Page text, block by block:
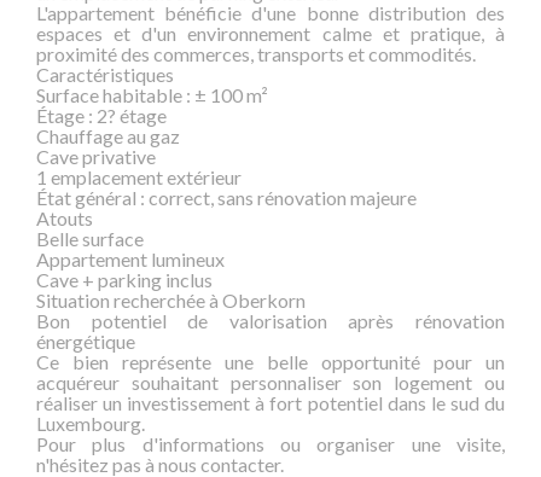
L'appartement bénéficie d'une bonne distribution des
espaces et d'un environnement calme et pratique, à
proximité des commerces, transports et commodités.
Caractéristiques
Surface habitable : ± 100 m²
Étage : 2? étage
Chauffage au gaz
Cave privative
1 emplacement extérieur
État général : correct, sans rénovation majeure
Atouts
Belle surface
Appartement lumineux
Cave + parking inclus
Situation recherchée à Oberkorn
Bon potentiel de valorisation après rénovation
énergétique
Ce bien représente une belle opportunité pour un
acquéreur souhaitant personnaliser son logement ou
réaliser un investissement à fort potentiel dans le sud du
Luxembourg.
Pour plus d'informations ou organiser une visite,
n'hésitez pas à nous contacter.